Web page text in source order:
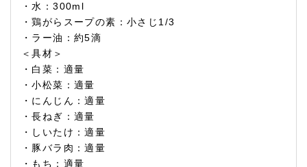
・水：300ml
・鶏がらスープの素：小さじ1/3
・ラー油：約5滴
＜具材＞
・白菜：適量
・小松菜：適量
・にんじん：適量
・長ねぎ：適量
・しいたけ：適量
・豚バラ肉：適量
・もち：適量